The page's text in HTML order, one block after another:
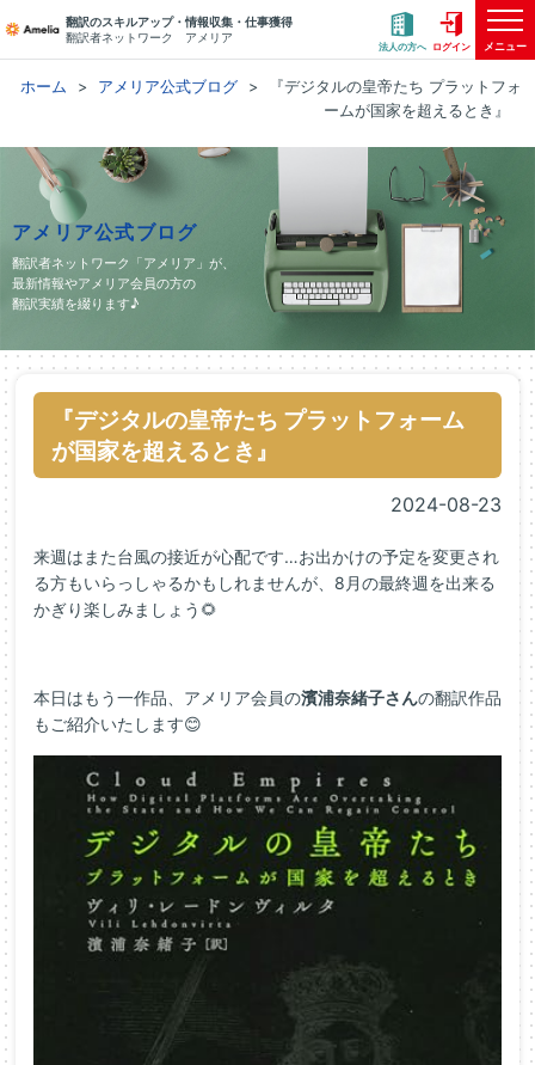
翻訳のスキルアップ・情報収集・仕事獲得
翻訳者ネットワーク アメリア
法人の方へ ログイン メニュー
ホーム アメリア公式ブログ
『デジタルの皇帝たち プラットフォ
ームが国家を超えるとき』
アメリア公式ブログ
翻訳者ネットワーク「アメリア」が、
最新情報やアメリア会員の方の
翻訳実績を綴ります♪
『デジタルの皇帝たち プラットフォーム
が国家を超えるとき』
2024-08-23
来週はまた台風の接近が心配です…お出かけの予定を変更され
る方もいらっしゃるかもしれませんが、8月の最終週を出来る
かぎり楽しみましょう🌻
本日はもう一作品、アメリア会員の濱浦奈緒子さんの翻訳作品
もご紹介いたします😊